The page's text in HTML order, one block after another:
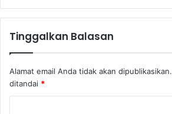
Tinggalkan Balasan
Alamat email Anda tidak akan dipublikasikan.
ditandai *